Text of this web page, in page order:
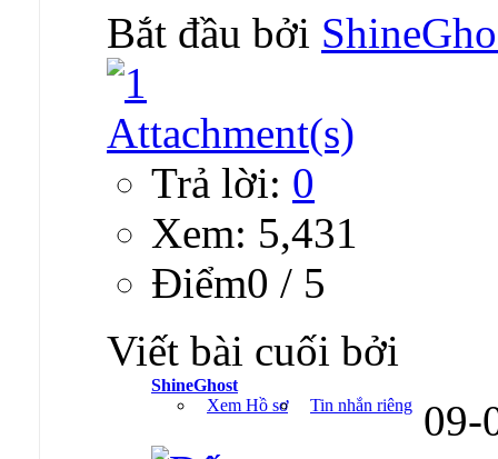
Bắt đầu bởi
Trả lời: 0
Xem: 5,431
Ðiểm0 / 5
Viết bài cuối bởi
ShineGhost
Xem Hồ sơ
Tin nhắn riêng 09-